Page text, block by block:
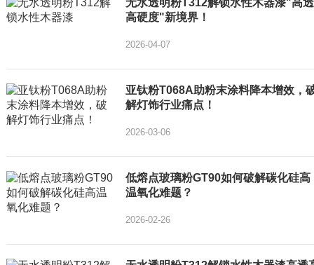
无水透明粉T312解锁水性木器漆"高透
高硬度"新境界！
2026-04-07
亚钛粉T068A助粉末涂料降本增效，
解灯饰行业痛点！
2026-03-06
低熔点玻璃粉GT90如何破解碳化硅高
温氧化难题？
2026-02-26